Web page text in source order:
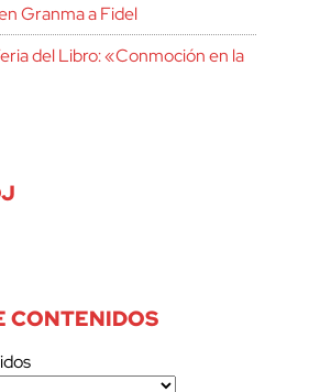
Granma a Fidel
del Libro: «Conmoción en la
CONTENIDOS